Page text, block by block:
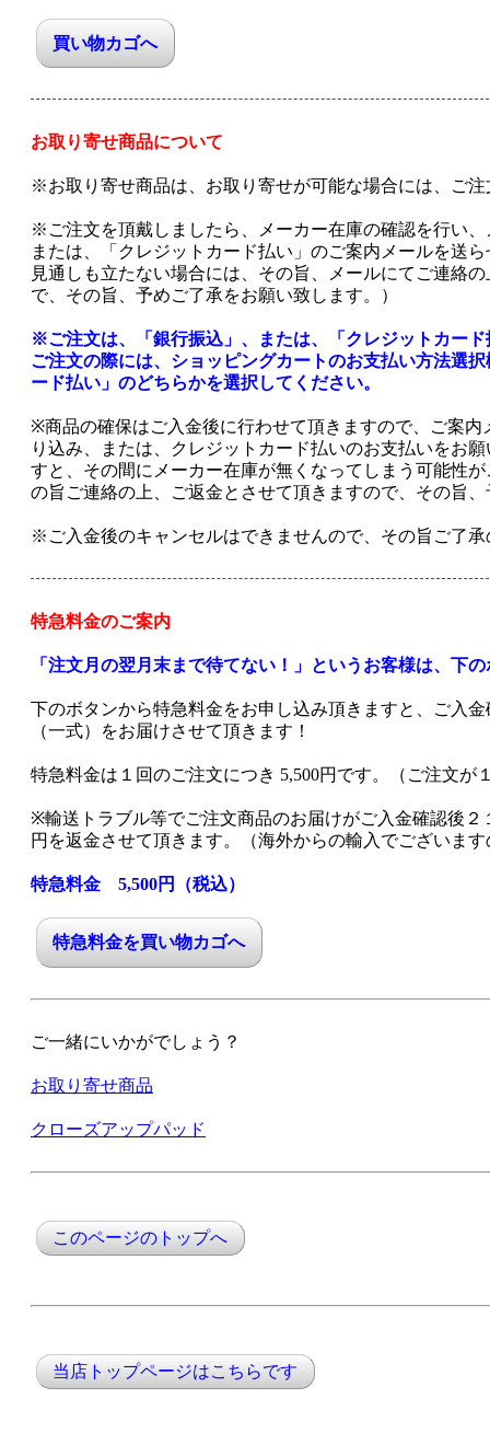
お取り寄せ商品について
※お取り寄せ商品は、お取り寄せが可能な場合には、ご
※ご注文を頂戴しましたら、メーカー在庫の確認を行い
または、「クレジットカード払い」のご案内メールを送
見通しも立たない場合には、その旨、メールにてご連絡
で、その旨、予めご了承をお願い致します。）
※ご注文は、「銀行振込」、または、「クレジットカー
ご注文の際には、ショッピングカートのお支払い方法選
ード払い」のどちらかを選択してください。
※商品の確保はご入金後に行わせて頂きますので、ご案
り込み、または、クレジットカード払いのお支払いをお
すと、その間にメーカー在庫が無くなってしまう可能性
の旨ご連絡の上、ご返金とさせて頂きますので、その旨
※ご入金後のキャンセルはできませんので、その旨ご了
特急料金のご案内
「注文月の翌月末まで待てない！」というお客様は、下
下のボタンから特急料金をお申し込み頂きますと、ご入
（一式）をお届けさせて頂きます！
特急料金は１回のご注文につき 5,500円です。（ご注文が
※輸送トラブル等でご注文商品のお届けがご入金確認後２
円を返金させて頂きます。（海外からの輸入でございま
特急料金 5,500円（税込）
ご一緒にいかがでしょう？
お取り寄せ商品
クローズアップパッド
このページのトップへ
当店トップページはこちらです